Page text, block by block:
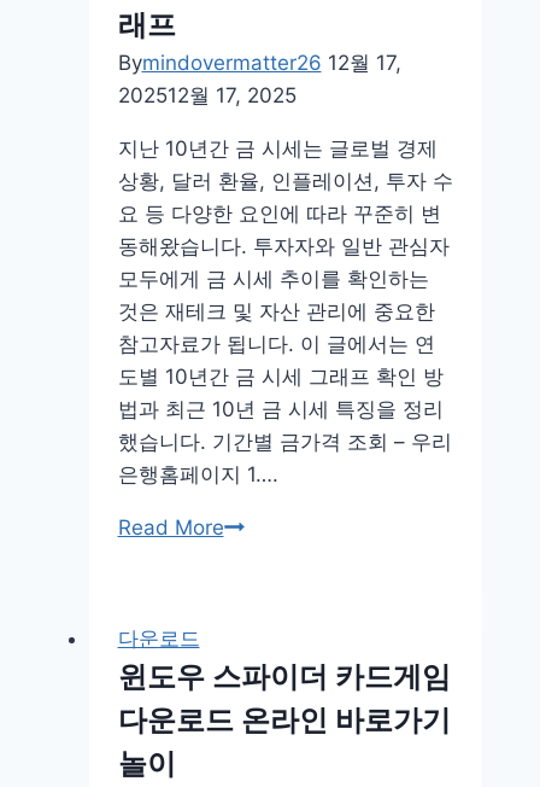
래프
Bymindovermatter26 12월 17,
202512월 17, 2025
지난 10년간 금 시세는 글로벌 경제
상황, 달러 환율, 인플레이션, 투자 수
요 등 다양한 요인에 따라 꾸준히 변
동해왔습니다. 투자자와 일반 관심자
모두에게 금 시세 추이를 확인하는
것은 재테크 및 자산 관리에 중요한
참고자료가 됩니다. 이 글에서는 연
도별 10년간 금 시세 그래프 확인 방
법과 최근 10년 금 시세 특징을 정리
했습니다. 기간별 금가격 조회 – 우리
은행홈페이지 1….
Read More연
간
금
다운로드
윈도우 스파이더 카드게임
다운로드 온라인 바로가기
놀이